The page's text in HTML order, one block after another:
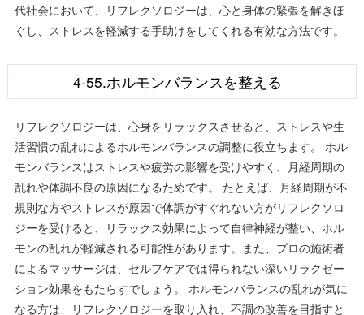
代社会において、リフレクソロジーは、心と身体の緊張を解きほ
ぐし、ストレスを軽減する手助けをしてくれる有効な方法です。
4-55.ホルモンバランスを整える
リフレクソロジーは、心身をリラックスさせると、ストレスや生
活習慣の乱れによるホルモンバランスの調整に役立ちます。 ホル
モンバランスはストレスや疲労の影響を受けやすく、月経周期の
乱れや体調不良の原因になるためです。 たとえば、月経周期が不
規則な方やストレスが原因で体調がすぐれない方がリフレクソロ
ジーを受けると、リラックス効果によって自律神経が整い、ホル
モンの乱れが軽減される可能性があります。また、プロの施術者
によるマッサージは、セルフケアでは得られない深いリラクゼー
ション効果をもたらすでしょう。 ホルモンバランスの乱れが気に
なる方は、リフレクソロジーを取り入れ、不調の改善を目指すと